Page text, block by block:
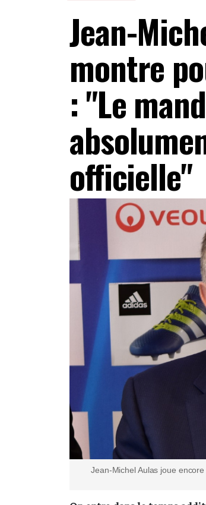
Jean-
montre
: "Le
officielle"
Jean-Michel Aulas joue